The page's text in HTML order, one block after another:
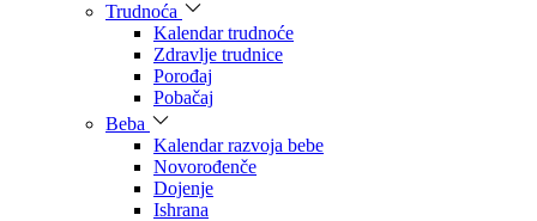
Trudnoća
Kalendar trudnoće
Zdravlje trudnice
Porođaj
Pobačaj
Beba
Kalendar razvoja bebe
Novorođenče
Dojenje
Ishrana